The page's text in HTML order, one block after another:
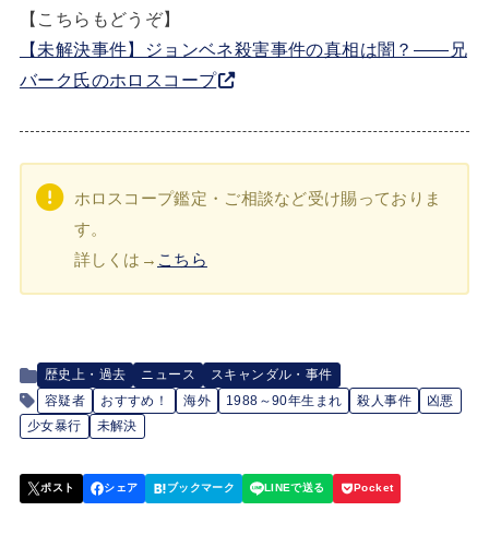
【こちらもどうぞ】
【未解決事件】ジョンベネ殺害事件の真相は闇？――兄
バーク氏のホロスコープ
ホロスコープ鑑定・ご相談など受け賜っておりま
す。
詳しくは→ こちら
歴史上・過去 ニュース
スキャンダル・事件
容疑者
おすすめ！ 海外 1988～90年生まれ 殺人事件
凶悪
少女暴行
未解決